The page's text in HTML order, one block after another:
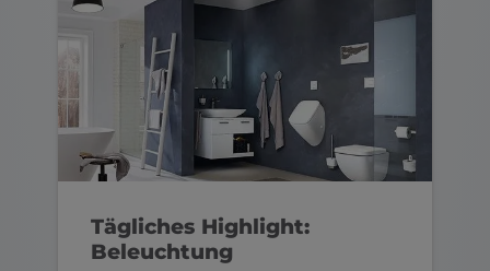
Tägliches Highlight:
Beleuchtung